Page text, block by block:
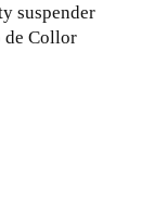
suspender
de Collor